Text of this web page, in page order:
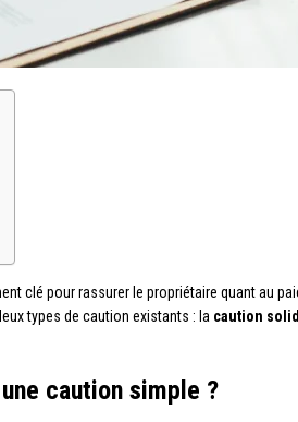
clé pour rassurer le propriétaire quant au
types de caution existants : la caution
caution simple ?